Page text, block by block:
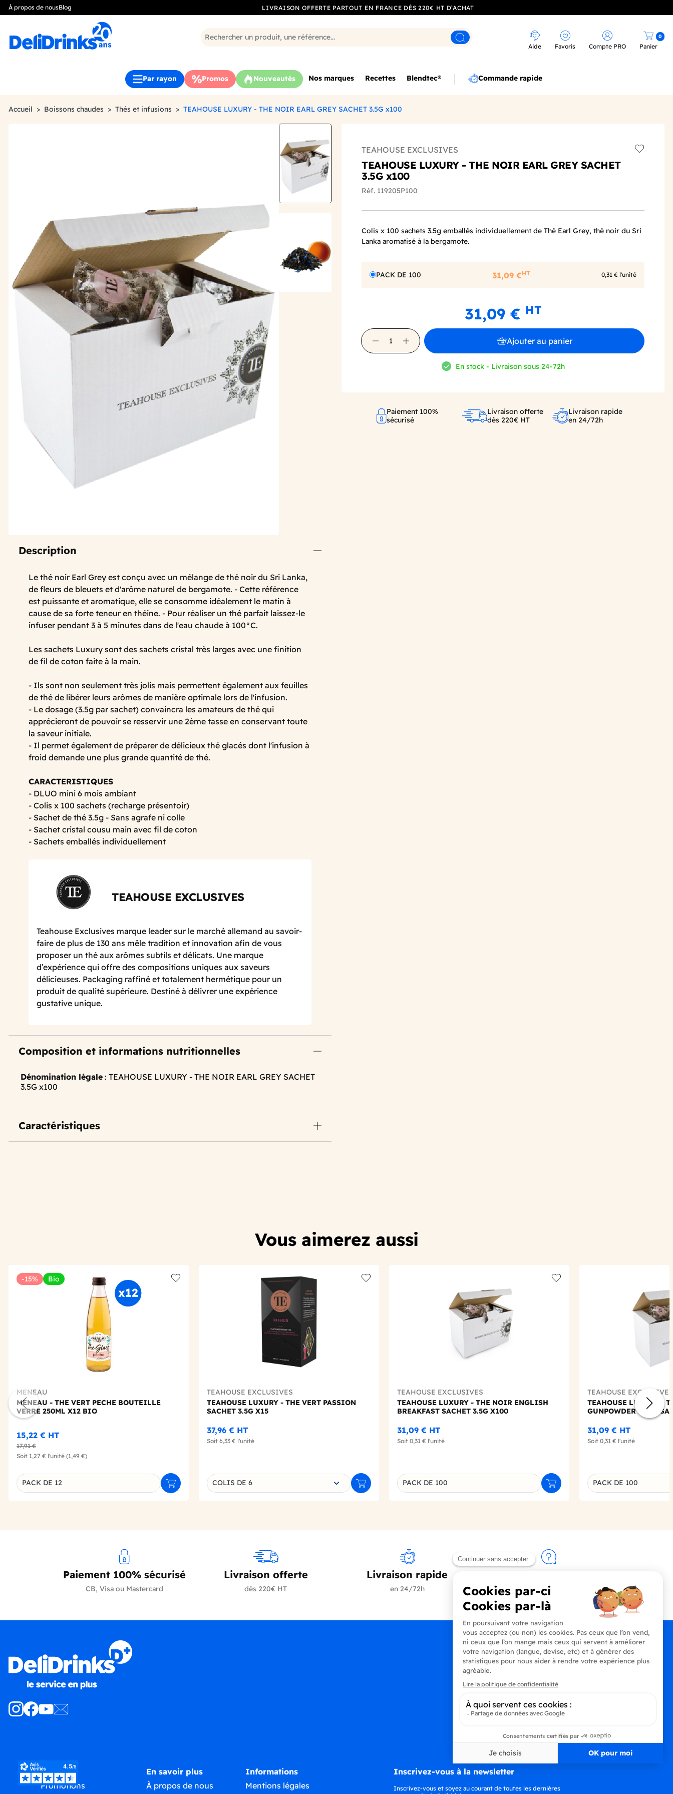
À propos de nousBlog LIVRAISON OFFERTE PARTOUT EN FRANCE DÈS 220€ HT D’ACHAT
Rechercher
Aide Favoris Compte PRO Panier
0
Par rayon Promos Nouveautés Nos marques Recettes Blendtec® Commande rapide
Accueil Boissons chaudes Thés et infusions TEAHOUSE LUXURY - THE NOIR EARL GREY SACHET 3.5G x100
Description
Le thé noir Earl Grey est conçu avec un mélange de thé noir du Sri Lanka,
de fleurs de bleuets et d'arôme naturel de bergamote. - Cette référence
est puissante et aromatique, elle se consomme idéalement le matin à
cause de sa forte teneur en théine. - Pour réaliser un thé parfait laissez-le
infuser pendant 3 à 5 minutes dans de l'eau chaude à 100°C.
Les sachets Luxury sont des sachets cristal très larges avec une finition
de fil de coton faite à la main.
- Ils sont non seulement très jolis mais permettent également aux feuilles
de thé de libérer leurs arômes de manière optimale lors de l'infusion.
- Le dosage (3.5g par sachet) convaincra les amateurs de thé qui
apprécieront de pouvoir se resservir une 2ème tasse en conservant toute
la saveur initiale.
- Il permet également de préparer de délicieux thé glacés dont l'infusion à
froid demande une plus grande quantité de thé.
CARACTERISTIQUES
- DLUO mini 6 mois ambiant
- Colis x 100 sachets (recharge présentoir)
- Sachet de thé 3.5g - Sans agrafe ni colle
- Sachet cristal cousu main avec fil de coton
- Sachets emballés individuellement
TEAHOUSE EXCLUSIVES
Teahouse Exclusives marque leader sur le marché allemand au savoir-
faire de plus de 130 ans mêle tradition et innovation afin de vous
proposer un thé aux arômes subtils et délicats. Une marque
d’expérience qui offre des compositions uniques aux saveurs
délicieuses. Packaging raffiné et totalement hermétique pour un
produit de qualité supérieure. Destiné à délivrer une expérience
gustative unique.
Composition et informations nutritionnelles
Dénomination légale : TEAHOUSE LUXURY - THE NOIR EARL GREY SACHET
3.5G x100
Caractéristiques
TEAHOUSE EXCLUSIVES
TEAHOUSE LUXURY - THE NOIR EARL GREY SACHET
3.5G x100
Réf. 119205P100
Colis x 100 sachets 3.5g emballés individuellement de Thé Earl Grey, thé noir du Sri
Lanka aromatisé à la bergamote.
PACK DE 100 31,09 €HT 0,31 € l'unité
31,09 € HT
Ajouter au panier
En stock - Livraison sous 24-72h
Paiement 100%
sécurisé
Livraison offerte
dès 220€ HT
Livraison rapide
en 24/72h
Vous aimerez aussi
-15% Bio
MENEAU
MENEAU - THE VERT PECHE BOUTEILLE
VERRE 250ML X12 BIO
15,22 € HT
17,91 €
Soit 1,27 € l'unité (1,49 €)
Déclinaison du produit
PACK DE 12 Ajouter au panier
TEAHOUSE EXCLUSIVES
TEAHOUSE LUXURY - THE VERT PASSION
SACHET 3.5G X15
37,96 € HT
Soit 6,33 € l'unité
Choisissez une déclinaison
COLIS DE 6 Ajouter au panier
TEAHOUSE EXCLUSIVES
TEAHOUSE LUXURY - THE NOIR ENGLISH
BREAKFAST SACHET 3.5G X100
31,09 € HT
Soit 0,31 € l'unité
Déclinaison du produit
PACK DE 100 Ajouter au panier
TEAHOUSE EXCLUSIVES
TEAHOUSE LUXURY -
GUNPOWDER MINT
31,09 € HT
Soit 0,31 € l'unité
Déclinaison du produit
PACK DE 100
Paiement 100% sécurisé
CB, Visa ou Mastercard
Livraison offerte
dès 220€ HT
Livraison rapide
en 24/72h
Contactez-nous
+33 (0)4 90 91 20 80
Produits
Promotions
En savoir plus
À propos de nous
Informations
Mentions légales
Inscrivez-vous à la newsletter
Inscrivez-vous et soyez au courant de toutes les dernières